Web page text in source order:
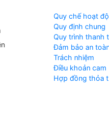
Quy chế hoạt
Quy định chung
Quy trình thanh
Đảm bảo an
Trách nhiệm
Điều khoản cam
Hợp đồng thỏa